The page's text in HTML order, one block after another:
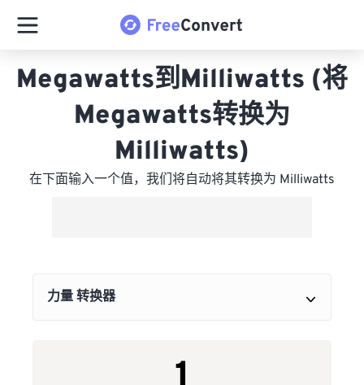
Megawatts到Milliwatts (将
Megawatts转换为
Milliwatts)
在下面输入一个值，我们将自动将其转换为 Milliwatts